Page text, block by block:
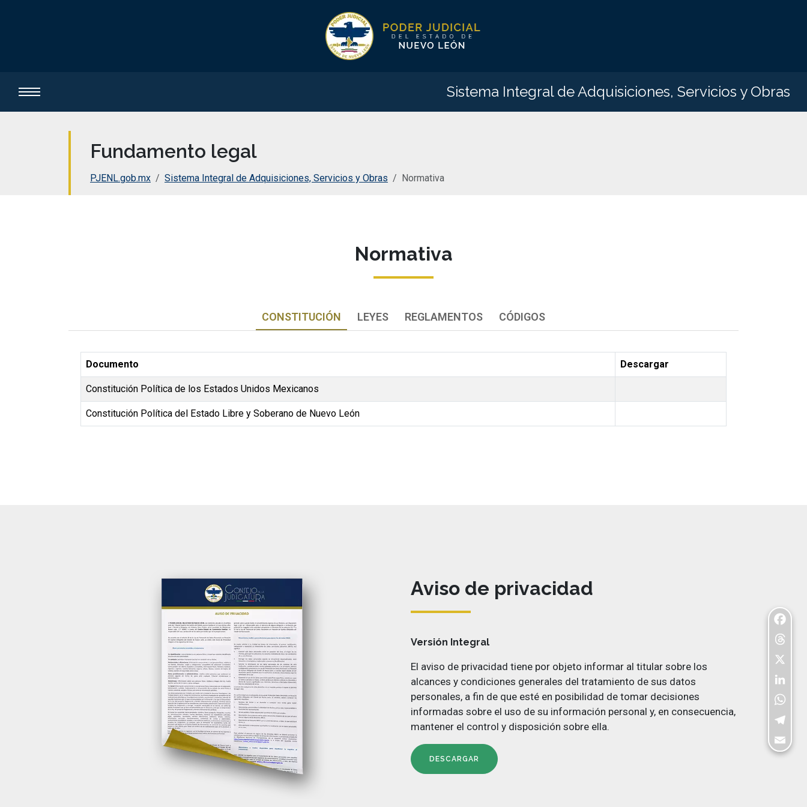
Sistema Integral de Adquisiciones, Servicios y Obras
Fundamento legal
PJENL.gob.mx Sistema Integral de Adquisiciones, Servicios y Obras Normativa
Normativa
CONSTITUCIÓN LEYES REGLAMENTOS CÓDIGOS
Documento Descargar
Constitución Política de los Estados Unidos Mexicanos
Constitución Política del Estado Libre y Soberano de Nuevo León
Aviso de privacidad
Versión Integral
El aviso de privacidad tiene por objeto informar al titular sobre los
alcances y condiciones generales del tratamiento de sus datos
personales, a fin de que esté en posibilidad de tomar decisiones
informadas sobre el uso de su información personal y, en consecuencia,
mantener el control y disposición sobre ella.
DESCARGAR
Email